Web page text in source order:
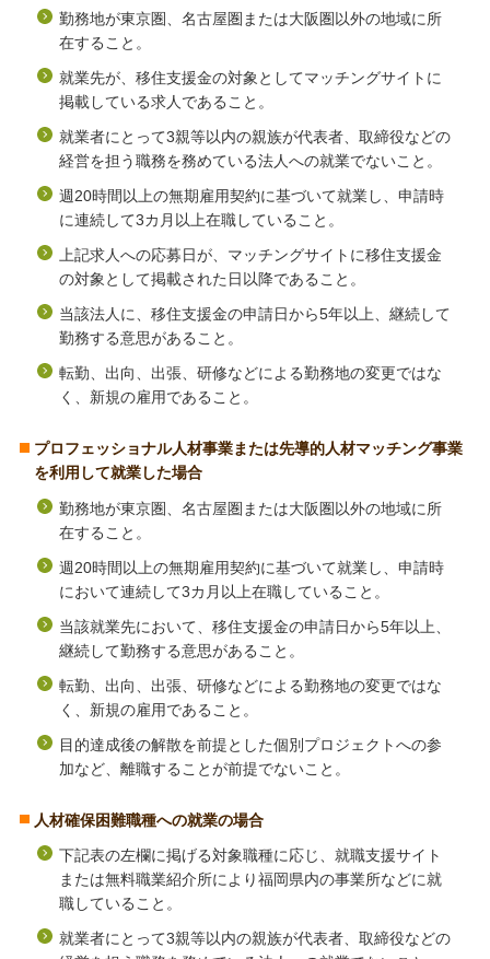
勤務地が東京圏、名古屋圏または大阪圏以外の地域に所
在すること。
就業先が、移住支援金の対象としてマッチングサイトに
掲載している求人であること。
就業者にとって3親等以内の親族が代表者、取締役などの
経営を担う職務を務めている法人への就業でないこと。
週20時間以上の無期雇用契約に基づいて就業し、申請時
に連続して3カ月以上在職していること。
上記求人への応募日が、マッチングサイトに移住支援金
の対象として掲載された日以降であること。
当該法人に、移住支援金の申請日から5年以上、継続して
勤務する意思があること。
転勤、出向、出張、研修などによる勤務地の変更ではな
く、新規の雇用であること。
プロフェッショナル人材事業または先導的人材マッチング事業
を利用して就業した場合
勤務地が東京圏、名古屋圏または大阪圏以外の地域に所
在すること。
週20時間以上の無期雇用契約に基づいて就業し、申請時
において連続して3カ月以上在職していること。
当該就業先において、移住支援金の申請日から5年以上、
継続して勤務する意思があること。
転勤、出向、出張、研修などによる勤務地の変更ではな
く、新規の雇用であること。
目的達成後の解散を前提とした個別プロジェクトへの参
加など、離職することが前提でないこと。
人材確保困難職種への就業の場合
下記表の左欄に掲げる対象職種に応じ、就職支援サイト
または無料職業紹介所により福岡県内の事業所などに就
職していること。
就業者にとって3親等以内の親族が代表者、取締役などの